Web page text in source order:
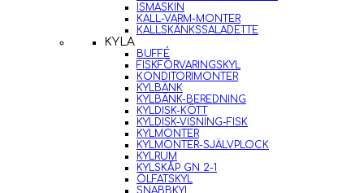
ISMASKIN
KALL-VARM-MONTER
KALLSKÄNKSSALADETTE
KYLA
BUFFÉ
FISKFÖRVARINGSKYL
KONDITORIMONTER
KYLBÄNK
KYLBÄNK-BEREDNING
KYLDISK-KÖTT
KYLDISK-VISNING-FISK
KYLMONTER
KYLMONTER-SJÄLVPLOCK
KYLRUM
KYLSKÅP GN 2-1
ÖLFATSKYL
SNABBKYL